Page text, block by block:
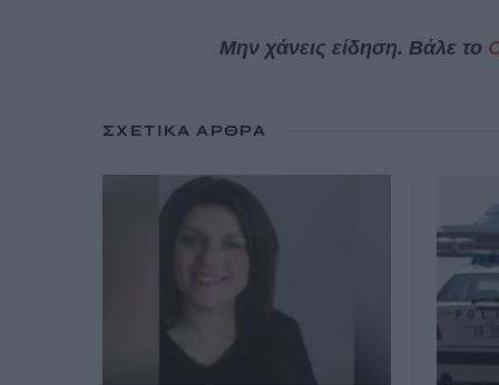
Μην χάνεις είδηση. Βάλε το
ΣΧΕΤΙΚΆ ΆΡΘΡΑ